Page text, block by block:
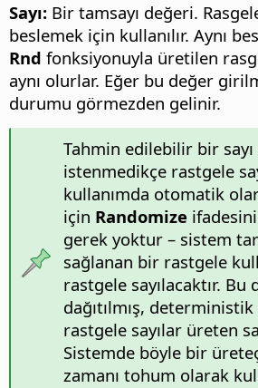
Sayı: Bir tamsayı değeri.
beslemek için kullanılır. Aynı
Rnd fonksiyonuyla üretilen
aynı olurlar. Eğer bu değer
durumu görmezden gelinir.
Tahmin edilebilir bir sayı
istenmedikçe rastgele
kullanımda otomatik
için Randomize
gerek yoktur – sistem
sağlanan bir rastgele
rastgele sayılacaktır. Bu
dağıtılmış,
rastgele sayılar üreten
Sistemde böyle bir
zamanı tohum olarak